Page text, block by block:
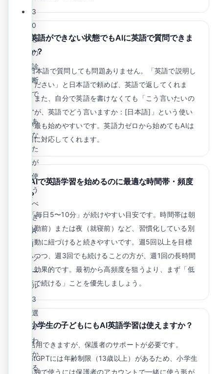
英語ができない状態でもAIに英語で質問できま
すか？
日本語で質問しても問題ありません。「英語で説明し
てください」と日本語で頼めば、英語で返してくれま
す。また、自分で英語を書けなくても「こう言いたいの
ですが、英語でどう言いますか：[日本語]」という使い
方が最も始めやすいです。英語力ゼロから始めてもAIは
親切に対応してくれます。
AIで英語学習を始めるのに最適な時間帯・頻度
は？
「毎日5〜10分」が続けやすい目安です。時間帯は朝
（通勤前）または夜（就寝前）など、習慣化している別
の行動に紐づけると続きやすいです。週5回以上を目標
にしつつ、週3回でも続けることの方が、週1回の長時間
より効果的です。最初から高頻度を狙うより、まず「低
負荷で続ける」ことを優先しましょう。
小学生の子どもにもAI英語学習は使えますか？
活用できますが、保護者のサポートが必要です。
ChatGPTには年齢制限（13歳以上）があるため、小学生
が単独で使うには保護者のアカウントで一緒に使う形が
3
0
秒
の
診
断
で
あ
な
た
が
使
う
べ
き
A
I
ツ
ー
ル
3
選
が
わ
か
る